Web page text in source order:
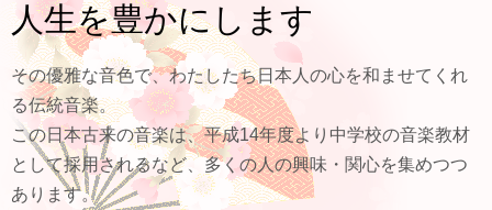
人生を豊かにします
その優雅な音色で、わたしたち日本人の心を和ませてくれ
る伝統音楽。
この日本古来の音楽は、平成14年度より中学校の音楽教材
として採用されるなど、多くの人の興味・関心を集めつつ
あります。